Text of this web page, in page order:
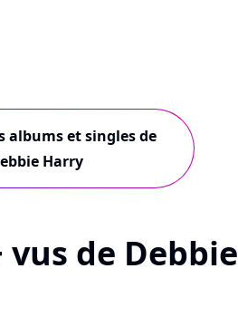
albums et singles de
Harry
de Debbie